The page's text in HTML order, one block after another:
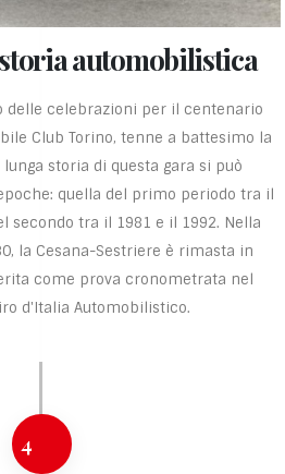
automobilistica
delle celebrazioni per il centenario
Club Torino, tenne a battesimo la
lunga storia di questa gara si può
quella del primo periodo tra il
secondo tra il 1981 e il 1992. Nella
la Cesana-Sestriere è rimasta in
come prova cronometrata nel
d'Italia Automobilistico.
4